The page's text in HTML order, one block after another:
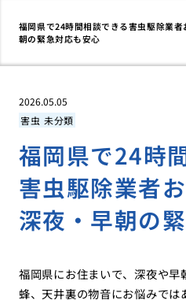
福岡県で24時間相談できる害虫駆除業
朝の緊急対応も安心
2026.05.05
害虫 未分類
福岡県で24時
害虫駆除業者
深夜・早朝の
福岡県にお住まいで、深夜や早
蜂、天井裏の物音にお悩みで